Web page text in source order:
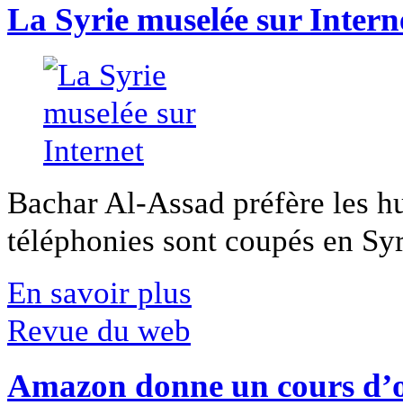
La Syrie muselée sur
Bachar Al-Assad préfère les
téléphonies sont coupés en
En savoir plus
Revue du web
Amazon donne un cours